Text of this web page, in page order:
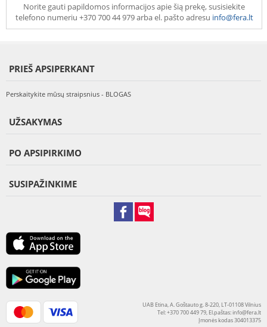
Norite gauti papildomos informacijos apie šią prekę, susisiekite
telefono numeriu +370 700 44 979 arba el. pašto adresu info@fera.lt
PRIEŠ APSIPERKANT
Perskaitykite mūsų straipsnius - BLOGAS
UŽSAKYMAS
PO APSIPIRKIMO
SUSIPAŽINKIME
UAB Etina, A. Goštauto g. 8-220, LT-01108 Vilnius
Tel: +370 700 449 79, El.paštas:info@fera.lt
Įmonės kodas 304013375